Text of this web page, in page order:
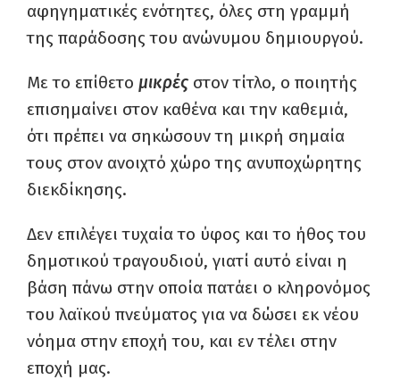
αφηγηματικές ενότητες, όλες στη γραμμή
της παράδοσης του ανώνυμου δημιουργού.
Με το επίθετο μικρέςστον τίτλο, ο ποιητής
επισημαίνει στον καθένα και την καθεμιά,
ότι πρέπει να σηκώσουν τη μικρή σημαία
τους στον ανοιχτό χώρο της ανυποχώρητης
διεκδίκησης.
Δεν επιλέγει τυχαία το ύφος και το ήθος του
δημοτικού τραγουδιού, γιατί αυτό είναι η
βάση πάνω στην οποία πατάει ο κληρονόμος
του λαϊκού πνεύματος για να δώσει εκ νέου
νόημα στην εποχή του, και εν τέλει στην
εποχή μας.